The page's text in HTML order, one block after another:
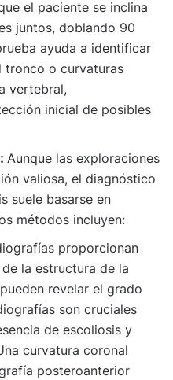
el paciente se inclina
juntos, doblando 90
ayuda a identificar
tronco o curvaturas
vertebral,
inicial de posibles
Aunque las exploraciones
valiosa, el diagnóstico
suele basarse en
métodos incluyen:
proporcionan
la estructura de la
revelar el grado
son cruciales
de escoliosis y
curvatura coronal
posteroanterior